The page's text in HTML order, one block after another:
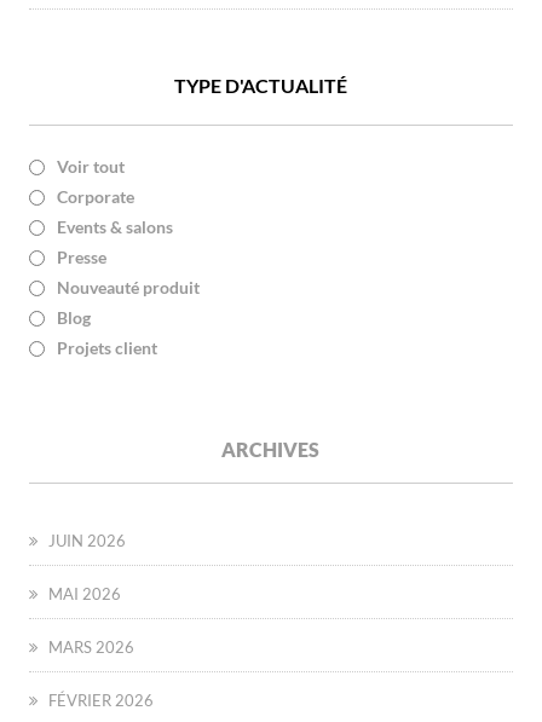
TYPE D'ACTUALITÉ
Voir tout
Corporate
Events & salons
Presse
Nouveauté produit
Blog
Projets client
ARCHIVES
JUIN 2026
MAI 2026
MARS 2026
FÉVRIER 2026